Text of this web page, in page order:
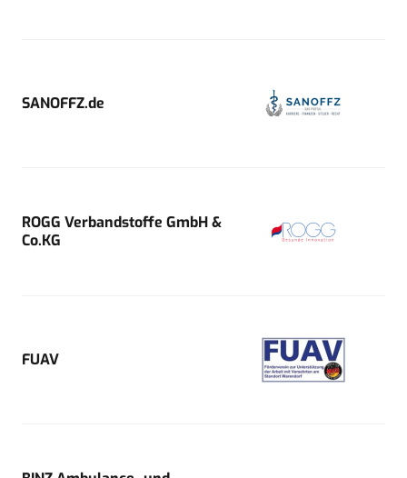
SANOFFZ.de
ROGG Verbandstoffe GmbH &
Co.KG
FUAV